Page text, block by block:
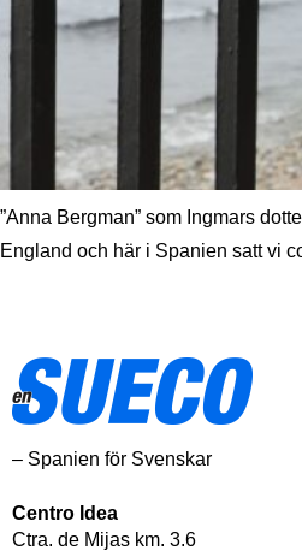
”Anna Bergman” som Ingmars
England och här i Spanien satt vi
– Spanien för Svenskar
Centro Idea
Ctra. de Mijas km. 3.6